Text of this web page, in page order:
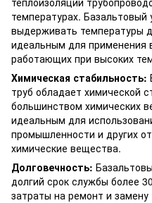
температурах. Базальтовый
выдерживать температуры
идеальным для применения
работающих при высоких
Химическая стабильность:
труб обладает химической
большинством химических
идеальным для
промышленности и других
химические вещества.
Долговечность:
долгий срок службы более
затраты на ремонт и